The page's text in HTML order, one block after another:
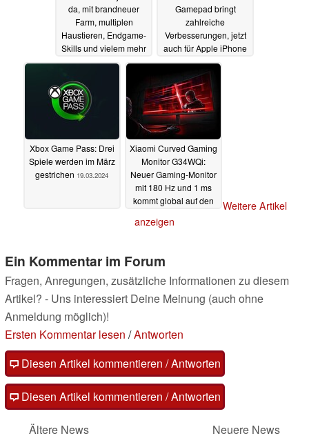
da, mit brandneuer
Farm, multiplen
Haustieren, Endgame-
Skills und vielem mehr
19.03.2024
Gamepad bringt
zahlreiche
Verbesserungen, jetzt
auch für Apple iPhone
14 und Co.19.03.2024
Xbox Game Pass: Drei
Spiele werden im März
gestrichen 19.03.2024
Xiaomi Curved Gaming
Monitor G34WQi:
Neuer Gaming-Monitor
mit 180 Hz und 1 ms
kommt global auf den
Weitere Artikel
anzeigen
Ein Kommentar im Forum
Fragen, Anregungen, zusätzliche Informationen zu diesem
Artikel? - Uns interessiert Deine Meinung (auch ohne
Anmeldung möglich)!
Ersten Kommentar lesen /Antworten
Diesen Artikel kommentieren / Antworten
Diesen Artikel kommentieren / Antworten
Ältere News
Neuere News